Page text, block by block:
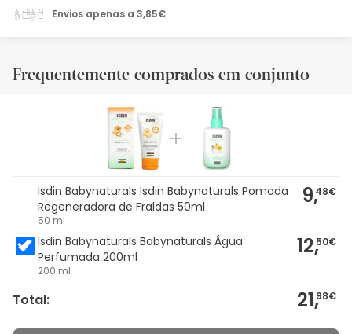
Envios apenas a 3,85€
Frequentemente comprados em conjunto
Isdin Babynaturals Isdin Babynaturals Pomada
Regeneradora de Fraldas 50ml
50 ml
9,48€
Isdin Babynaturals Babynaturals Água
Perfumada 200ml
200 ml
12,50€
Total: 21,98€